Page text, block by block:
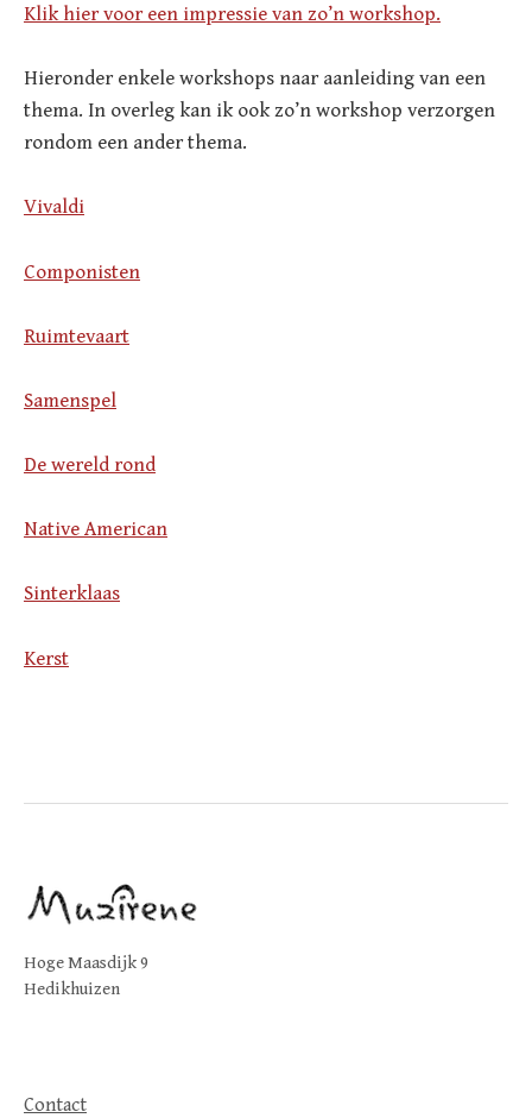
Klik hier voor een impressie van zo’n workshop.
Hieronder enkele workshops naar aanleiding van een
thema. In overleg kan ik ook zo’n workshop verzorgen
rondom een ander thema.
Vivaldi
Componisten
Ruimtevaart
Samenspel
De wereld rond
Native American
Sinterklaas
Kerst
Hoge Maasdijk 9
Hedikhuizen
Contact